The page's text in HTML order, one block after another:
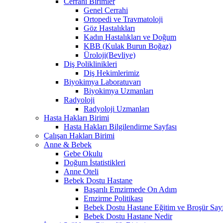
Genel Cerrahi
Ortopedi ve Travmatoloji
Göz Hastalıkları
Kadın Hastalıkları ve Doğum
KBB (Kulak Burun Boğaz)
Üroloji(Bevliye)
Diş Poliklinikleri
Diş Hekimlerimiz
Biyokimya Laboratuvarı
Biyokimya Uzmanları
Radyoloji
Radyoloji Uzmanları
Hasta Hakları Birimi
Hasta Hakları Bilgilendirme Sayfası
Çalışan Hakları Birimi
Anne & Bebek
Gebe Okulu
Doğum İstatistikleri
Anne Oteli
Bebek Dostu Hastane
Başarılı Emzirmede On Adım
Emzirme Politikası
Bebek Dostu Hastane Eğitim ve Broşür
Bebek Dostu Hastane Nedir